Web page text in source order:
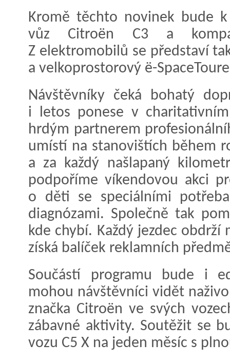
Kromě těchto novinek bude
vůz Citroën C3 a
Z elektromobilů se představí
a velkoprostorový ë-
Návštěvníky čeká bohatý
i letos ponese v
hrdým partnerem
umístí na stanovištích během
a za každý našlapaný
podpoříme víkendovou akci
o děti se speciálními
diagnózami. Společně tak
kde chybí. Každý jezdec
získá balíček reklamních
Součástí programu bude i
mohou návštěvníci vidět
značka Citroën ve svých
zábavné aktivity. Soutěžit se
vozu C5 X na jeden měsíc s